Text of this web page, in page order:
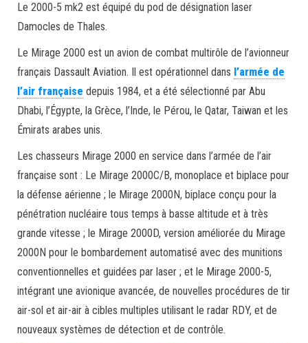
Le 2000-5 mk2 est équipé du pod de désignation laser
Damocles de Thales.
Le Mirage 2000 est un avion de combat multirôle de l’avionneur
français Dassault Aviation. Il est opérationnel dans l’armée de
l’air française depuis 1984, et a été sélectionné par Abu
Dhabi, l’Égypte, la Grèce, l’Inde, le Pérou, le Qatar, Taiwan et les
Émirats arabes unis.
Les chasseurs Mirage 2000 en service dans l’armée de l’air
française sont : Le Mirage 2000C/B, monoplace et biplace pour
la défense aérienne ; le Mirage 2000N, biplace conçu pour la
pénétration nucléaire tous temps à basse altitude et à très
grande vitesse ; le Mirage 2000D, version améliorée du Mirage
2000N pour le bombardement automatisé avec des munitions
conventionnelles et guidées par laser ; et le Mirage 2000-5,
intégrant une avionique avancée, de nouvelles procédures de tir
air-sol et air-air à cibles multiples utilisant le radar RDY, et de
nouveaux systèmes de détection et de contrôle.